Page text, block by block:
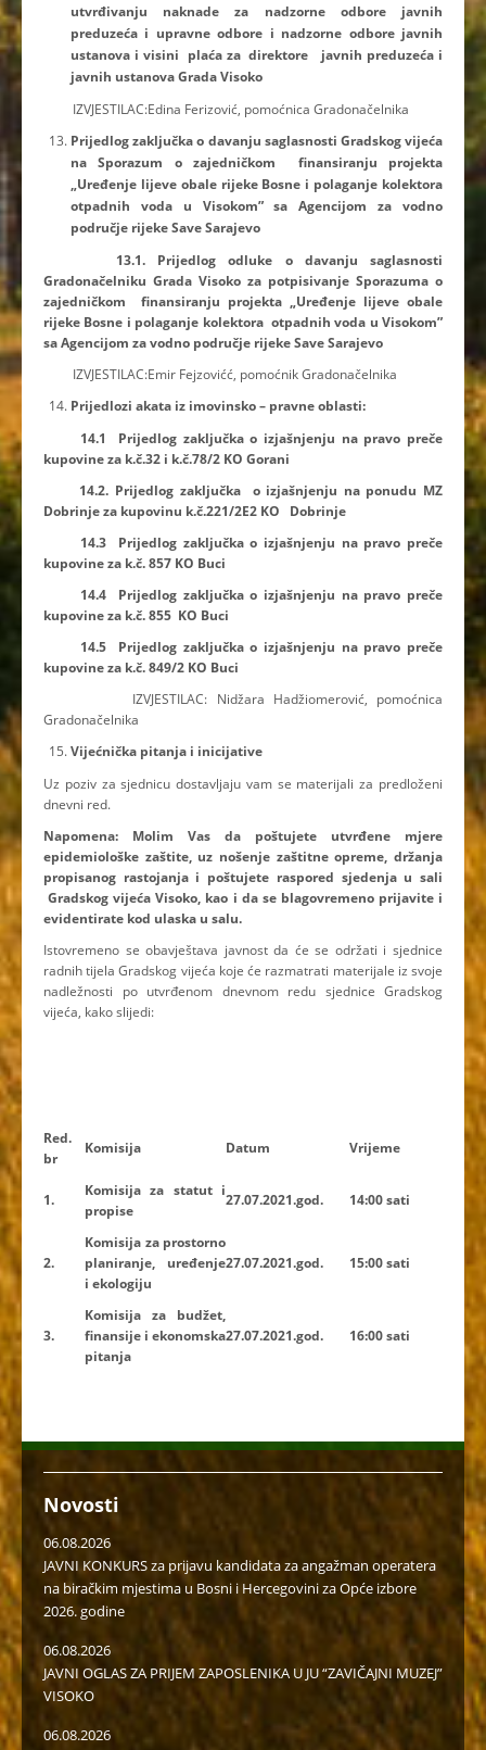
utvrđivanju naknade za nadzorne odbore javnih
preduzeća i upravne odbore i nadzorne odbore javnih
ustanova i visini plaća za direktore javnih preduzeća i
javnih ustanova Grada Visoko
IZVJESTILAC:Edina Ferizović, pomoćnica Gradonačelnika
Prijedlog zaključka o davanju saglasnosti Gradskog vijeća
na Sporazum o zajedničkom finansiranju projekta
„Uređenje lijeve obale rijeke Bosne i polaganje kolektora
otpadnih voda u Visokom” sa Agencijom za vodno
područje rijeke SaveSarajevo
13.1. Prijedlog odluke o davanju saglasnosti
Gradonačelniku Grada Visoko za potpisivanje Sporazuma o
zajedničkom finansiranju projekta „Uređenje lijeve obale
rijeke Bosne i polaganje kolektora otpadnih voda u Visokom”
sa Agencijom za vodno područje rijeke Save Sarajevo
IZVJESTILAC:Emir Fejzovićć, pomoćnik Gradonačelnika
Prijedlozi akata iz imovinsko – pravne oblasti:
14.1 Prijedlog zaključka o izjašnjenju na pravo preče
kupovine za k.č.32 i k.č.78/2 KO Gorani
14.2. Prijedlog zaključka o izjašnjenju na ponudu MZ
Dobrinje za kupovinu k.č.221/2E2 KO Dobrinje
14.3 Prijedlog zaključka o izjašnjenju na pravo preče
kupovine za k.č. 857 KO Buci
14.4 Prijedlog zaključka o izjašnjenju na pravo preče
kupovine za k.č. 855 KO Buci
14.5 Prijedlog zaključka o izjašnjenju na pravo preče
kupovine za k.č. 849/2 KO Buci
IZVJESTILAC: Nidžara Hadžiomerović, pomoćnica
Gradonačelnika
Vijećnička pitanja i inicijative
Uz poziv za sjednicu dostavljaju vam se materijali za predloženi
dnevni red.
Napomena: Molim Vas da poštujete utvrđene mjere
epidemiološke zaštite, uz nošenje zaštitne opreme, držanja
propisanog rastojanja i poštujete raspored sjedenja u sali
Gradskog vijeća Visoko, kao i da se blagovremeno prijavite i
evidentirate kod ulaska u salu.
Istovremeno se obavještava javnost da će se održati i sjednice
radnih tijela Gradskog vijeća koje će razmatrati materijale iz svoje
nadležnosti po utvrđenom dnevnom redu sjednice Gradskog
vijeća, kako slijedi:
Red.
br
Komisija Datum Vrijeme
1.
Komisija za statut i
propise
27.07.2021.god. 14:00 sati
2.
Komisija za prostorno
planiranje, uređenje
i ekologiju
27.07.2021.god. 15:00 sati
3.
Komisija za budžet,
finansije i ekonomska
pitanja
27.07.2021.god. 16:00 sati
Novosti
06.08.2026
JAVNI KONKURS za prijavu kandidata za angažman operatera
na biračkim mjestima u Bosni i Hercegovini za Opće izbore
2026. godine
06.08.2026
JAVNI OGLAS ZA PRIJEM ZAPOSLENIKA U JU “ZAVIČAJNI MUZEJ”
VISOKO
06.08.2026